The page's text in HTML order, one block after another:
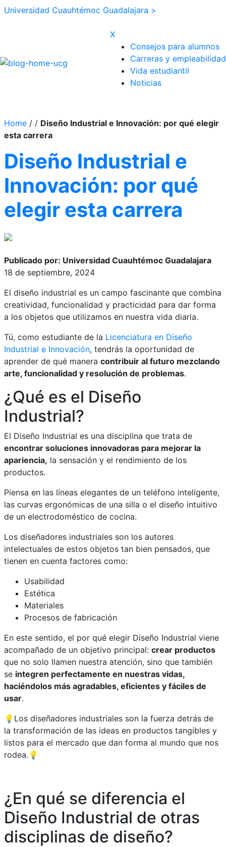
Universidad Cuauhtémoc Guadalajara >
X
Consejos para alumnos
Carreras y empleabilidad
Vida estudiantil
Noticias
Home / / Diseño Industrial e Innovación: por qué elegir
esta carrera
Diseño Industrial e
Innovación: por qué
elegir esta carrera
Publicado por: Universidad Cuauhtémoc Guadalajara
18 de septiembre, 2024
El diseño industrial es un campo fascinante que combina
creatividad, funcionalidad y practicidad para dar forma
a los objetos que utilizamos en nuestra vida diaria.
Tú, como estudiante de la Licenciatura en Diseño
Industrial e Innovación, tendrás la oportunidad de
aprender de qué manera contribuir al futuro mezclando
arte, funcionalidad y resolución de problemas.
¿Qué es el Diseño
Industrial?
El Diseño Industrial es una disciplina que trata de
encontrar soluciones innovadoras para mejorar la
apariencia, la sensación y el rendimiento de los
productos.
Piensa en las líneas elegantes de un teléfono inteligente,
las curvas ergonómicas de una silla o el diseño intuitivo
de un electrodoméstico de cocina.
Los diseñadores industriales son los autores
intelectuales de estos objetos tan bien pensados, que
tienen en cuenta factores como:
Usabilidad
Estética
Materiales
Procesos de fabricación
En este sentido, el por qué elegir Diseño Industrial viene
acompañado de un objetivo principal: crear productos
que no solo llamen nuestra atención, sino que también
se integren perfectamente en nuestras vidas,
haciéndolos más agradables, eficientes y fáciles de
usar.
💡Los diseñadores industriales son la fuerza detrás de
la transformación de las ideas en productos tangibles y
listos para el mercado que dan forma al mundo que nos
rodea.💡
¿En qué se diferencia el
Diseño Industrial de otras
disciplinas de diseño?